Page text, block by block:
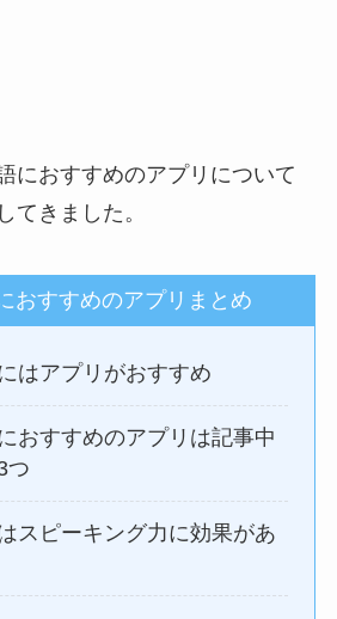
におすすめのアプリについて
てきました。
おすすめのアプリまとめ
はアプリがおすすめ
おすすめのアプリは記事中
つ
スピーキング力に効果があ